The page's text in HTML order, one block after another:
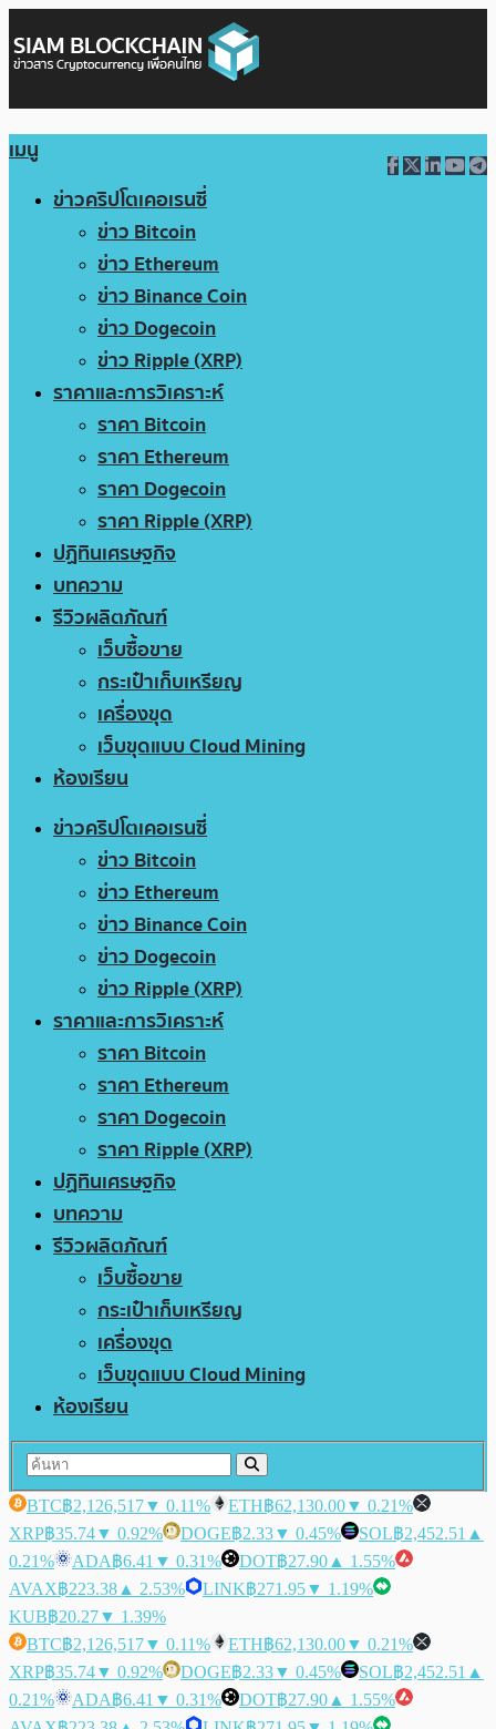
เมนู
ข่าวคริปโตเคอเรนซี่
ข่าว Bitcoin
ข่าว Ethereum
ข่าว Binance Coin
ข่าว Dogecoin
ข่าว Ripple (XRP)
ราคาและการวิเคราะห์
ราคา Bitcoin
ราคา Ethereum
ราคา Dogecoin
ราคา Ripple (XRP)
ปฏิทินเศรษฐกิจ
บทความ
รีวิวผลิตภัณฑ์
เว็บซื้อขาย
กระเป๋าเก็บเหรียญ
เครื่องขุด
เว็บขุดแบบ Cloud Mining
ห้องเรียน
ข่าวคริปโตเคอเรนซี่
ข่าว Bitcoin
ข่าว Ethereum
ข่าว Binance Coin
ข่าว Dogecoin
ข่าว Ripple (XRP)
ราคาและการวิเคราะห์
ราคา Bitcoin
ราคา Ethereum
ราคา Dogecoin
ราคา Ripple (XRP)
ปฏิทินเศรษฐกิจ
บทความ
รีวิวผลิตภัณฑ์
เว็บซื้อขาย
กระเป๋าเก็บเหรียญ
เครื่องขุด
เว็บขุดแบบ Cloud Mining
ห้องเรียน
BTC฿2,126,517▼ 0.11% ETH฿62,130.00▼ 0.21%
XRP฿35.74▼ 0.92% DOGE฿2.33▼ 0.45% SOL฿2,452.51 ▲
0.21%
ADA฿6.41 ▼ 0.31% DOT฿27.90 ▲ 1.55%
AVAX฿223.38 ▲ 2.53% LINK฿271.95▼ 1.19%
KUB฿20.27▼ 1.39%
BTC฿2,126,517▼ 0.11% ETH฿62,130.00▼ 0.21%
XRP฿35.74▼ 0.92% DOGE฿2.33▼ 0.45% SOL฿2,452.51 ▲
0.21%
ADA฿6.41 ▼ 0.31% DOT฿27.90 ▲ 1.55%